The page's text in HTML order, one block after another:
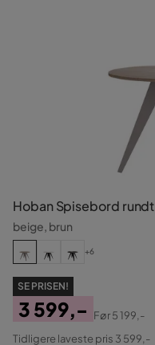
Hoban Spisebord
beige, brun
+6
SE PRISEN!
Pris
3 599,-
Original
Før5 199,-
Tidligere laveste pris 3 599,-